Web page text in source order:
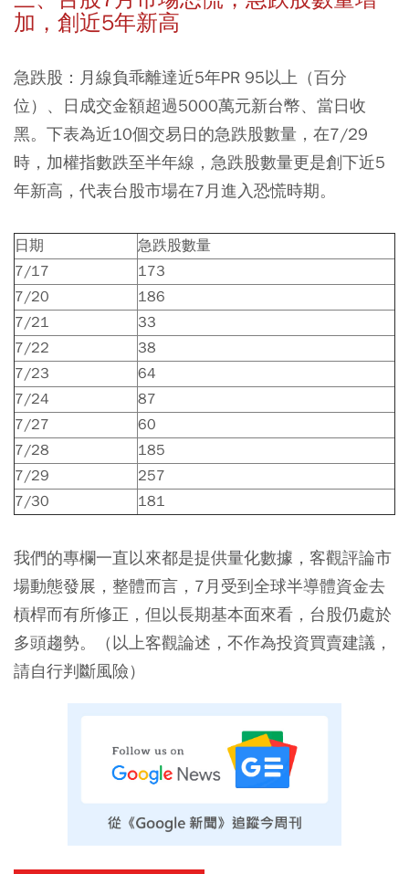
加，創近5年新高
急跌股：月線負乖離達近5年PR 95以上（百分
位）、日成交金額超過5000萬元新台幣、當日收
黑。下表為近10個交易日的急跌股數量，在7/29
時，加權指數跌至半年線，急跌股數量更是創下近5
年新高，代表台股市場在7月進入恐慌時期。
日期
急跌股數量
7/17
173
7/20
186
7/21
33
7/22
38
7/23
64
7/24
87
7/27
60
7/28
185
7/29
257
7/30
181
我們的專欄一直以來都是提供量化數據，客觀評論市
場動態發展，整體而言，7月受到全球半導體資金去
槓桿而有所修正，但以長期基本面來看，台股仍處於
多頭趨勢。（以上客觀論述，不作為投資買賣建議，
請自行判斷風險）